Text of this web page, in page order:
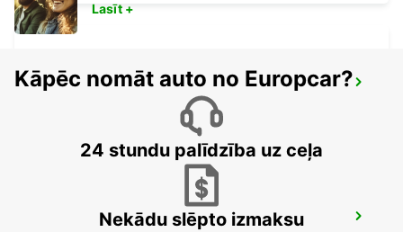
SKOPJE INTERNATIONAL AIRPORT
NIS AIRPORT
Lasīt +
Kāpēc nomāt auto no Europcar?
24 stundu palīdzība uz ceļa
Nekādu slēpto izmaksu